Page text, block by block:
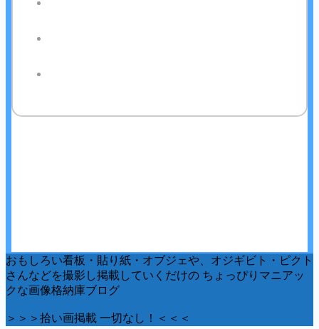
おもしろい看板・貼り紙・オブジェや、オジギビト・ピクト
さんなどを撮影し掲載していくだけの ちょっぴりマニアッ
クな画像格納庫ブログ
＞＞＞拾い画掲載 一切なし！＜＜＜